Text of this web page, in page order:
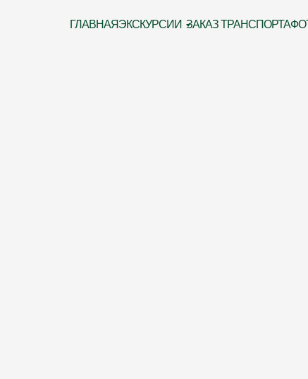
ГЛАВНАЯЭКСКУРСИИ ЗАКАЗ ТРАНСПОРТА